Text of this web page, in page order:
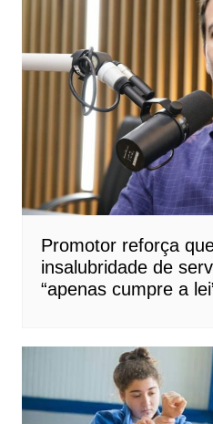
Promotor reforça
insalubridade de
“apenas cumpre a